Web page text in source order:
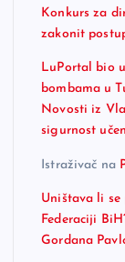
Konkurs za
zakonit
LuPortal bio
bombama u
Novosti iz
sigurnost
Istraživač na
Uništava li
Federaciji
Gordana